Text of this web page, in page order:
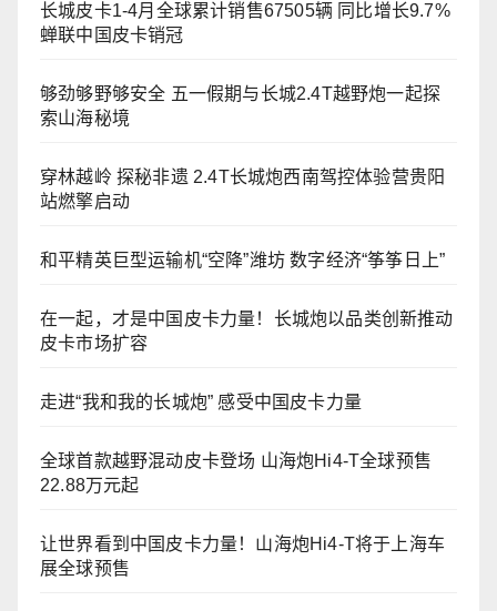
长城皮卡1-4月全球累计销售67505辆 同比增长9.7%
蝉联中国皮卡销冠
够劲够野够安全 五一假期与长城2.4T越野炮一起探
索山海秘境
穿林越岭 探秘非遗 2.4T长城炮西南驾控体验营贵阳
站燃擎启动
和平精英巨型运输机“空降”潍坊 数字经济“筝筝日上”
在一起，才是中国皮卡力量！长城炮以品类创新推动
皮卡市场扩容
走进“我和我的长城炮” 感受中国皮卡力量
全球首款越野混动皮卡登场 山海炮Hi4-T全球预售
22.88万元起
让世界看到中国皮卡力量！山海炮Hi4-T将于上海车
展全球预售